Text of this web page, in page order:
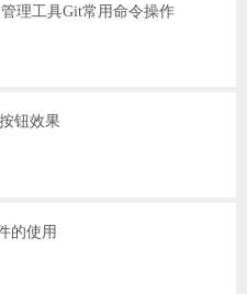
理工具Git常用命令操作
钮效果
的使用